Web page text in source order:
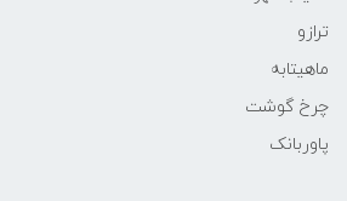
ترازو
ماهیتابه
چرخ گوشت
پاوربانک